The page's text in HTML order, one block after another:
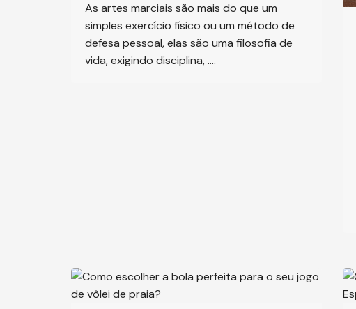
As artes marciais são mais do que um
simples exercício físico ou um método de
defesa pessoal, elas são uma filosofia de
vida, exigindo disciplina, ….